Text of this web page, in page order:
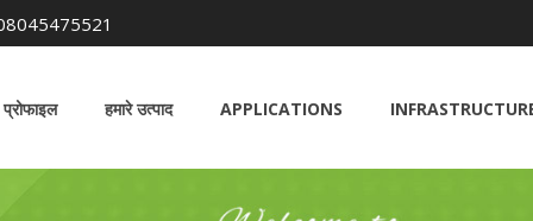
हमारे उत्पाद APPLICATIONS